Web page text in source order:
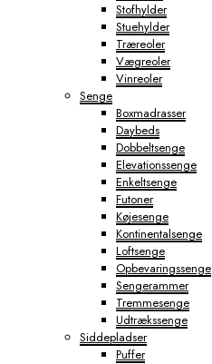
Stofhylder
Stuehylder
Træreoler
Vægreoler
Vinreoler
Senge
Boxmadrasser
Daybeds
Dobbeltsenge
Elevationssenge
Enkeltsenge
Futoner
Køjesenge
Kontinentalsenge
Loftsenge
Opbevaringssenge
Sengerammer
Tremmesenge
Udtrækssenge
Siddepladser
Puffer